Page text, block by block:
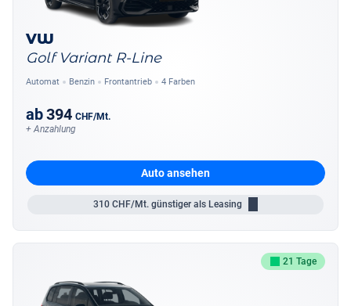
VW
Golf Variant R-Line
Automat Benzin Frontantrieb 4 Farben
ab394 CHF/Mt.
+ Anzahlung
Auto ansehen
310 CHF/Mt. günstiger als Leasing
21 Tage